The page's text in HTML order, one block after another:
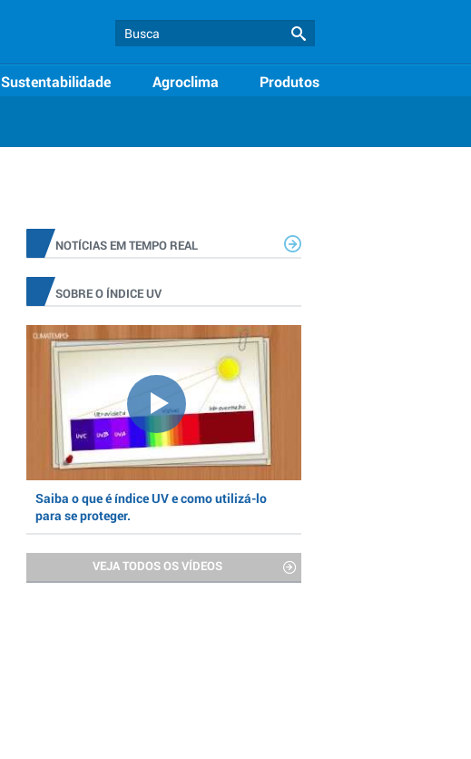
Sustentabilidade Agroclima Produtos
NOTÍCIAS EM TEMPO REAL
SOBRE O ÍNDICE UV
Saiba o que é índice UV e como utilizá-lo
para se proteger.
VEJA TODOS OS VÍDEOS